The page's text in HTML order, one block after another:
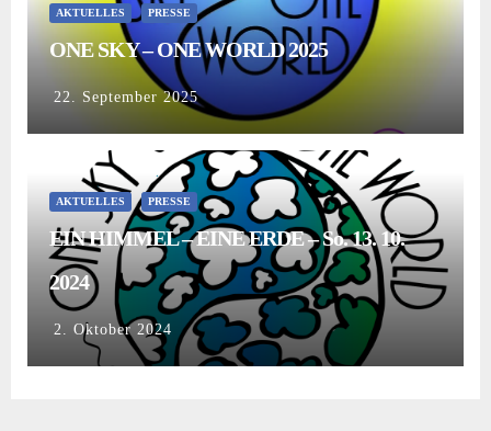
AKTUELLES PRESSE
ONE SKY – ONE WORLD 2025
22. September 2025
AKTUELLES PRESSE
EIN HIMMEL – EINE ERDE – So. 13. 10.
2024
2. Oktober 2024